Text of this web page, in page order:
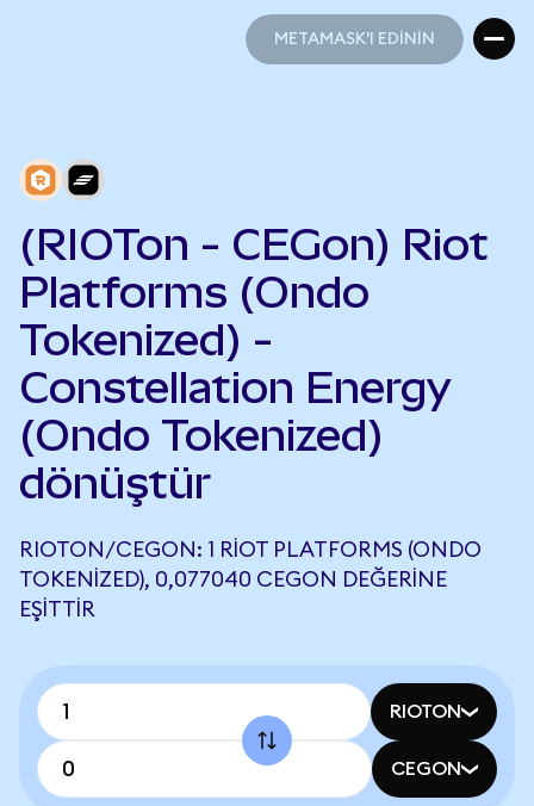
METAMASK'I EDİNİN
(RIOTon - CEGon) Riot
Platforms (Ondo
Tokenized) -
Constellation Energy
(Ondo Tokenized)
dönüştür
RIOTON/CEGON: 1 RIOT PLATFORMS (ONDO
TOKENIZED), 0,077040 CEGON DEĞERINE
EŞITTIR
RIOTON
CEGON